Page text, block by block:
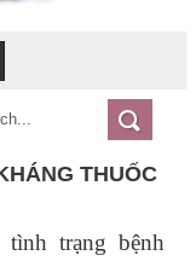
THUỐC
trạng bệnh